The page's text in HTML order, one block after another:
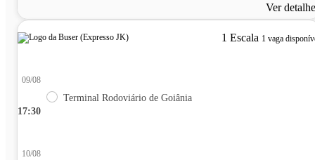
Ver
1 Escala 1 vaga
17:30
09/08
Terminal Rodoviário de Goiânia
10/08